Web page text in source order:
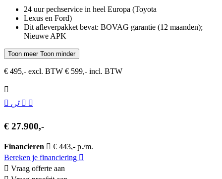
24 uur pechservice in heel Europa (Toyota
Lexus en Ford)
Dit afleverpakket bevat: BOVAG garantie (12 maanden);
Nieuwe APK
Toon meer Toon minder
€ 495,- excl. BTW € 599,- incl. BTW
€ 27.900,-
Financieren
€ 443,- p./m.
Bereken je financiering
Vraag offerte aan